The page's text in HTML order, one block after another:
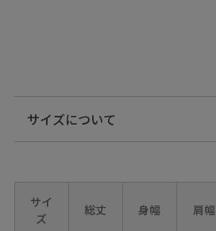
サイズについて
サイ
ズ
総丈 身幅 肩幅